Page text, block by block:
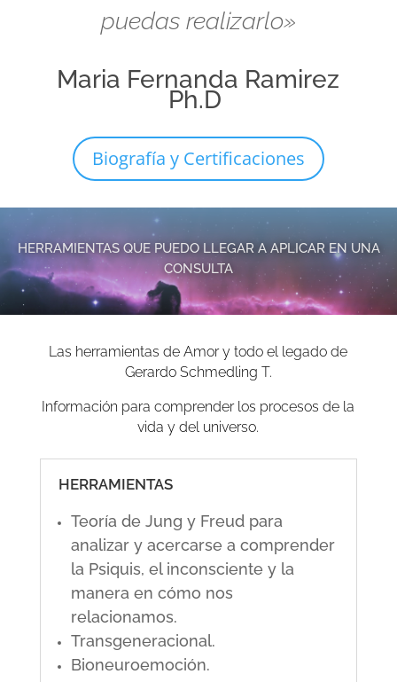
puedas realizarlo»
Maria Fernanda Ramirez
Ph.D
Biografía y Certificaciones
HERRAMIENTAS QUE PUEDO LLEGAR A APLICAR EN UNA
CONSULTA
Las herramientas de Amor y todo el legado de
Gerardo Schmedling T.
Información para comprender los procesos de la
vida y del universo.
HERRAMIENTAS
Teoría de Jung y Freud para
analizar y acercarse a comprender
la Psiquis, el inconsciente y la
manera en cómo nos
relacionamos.
Transgeneracional.
Bioneuroemoción.